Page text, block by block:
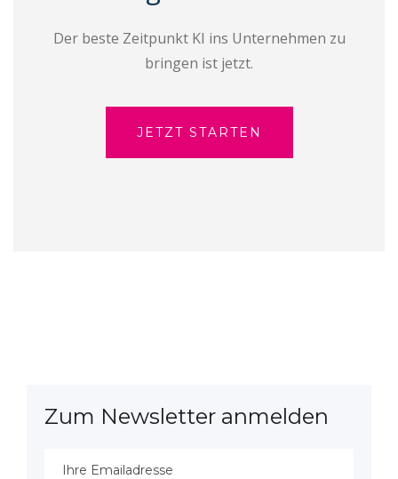
Der beste Zeitpunkt KI ins Unternehmen zu
bringen ist jetzt.
JETZT STARTEN
Zum Newsletter anmelden